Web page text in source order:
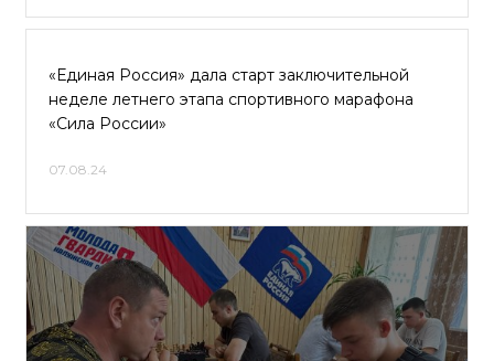
«Единая Россия» дала старт заключительной
неделе летнего этапа спортивного марафона
«Сила России»
07.08.24